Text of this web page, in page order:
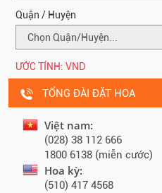
Quận / Huyện
ƯỚC TÍNH: VND
TỔNG ĐÀI ĐẶT HOA
Việt nam:
(028) 38 112 666
1800 6138 (miễn cước)
Hoa kỳ:
(510) 417 4568